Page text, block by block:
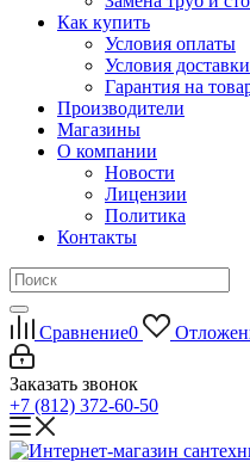
Как купить
Условия оплаты
Условия доставки
Гарантия на
Производители
Магазины
О компании
Новости
Лицензии
Политика
Контакты
Сравнение0
Заказать звонок
+7 (812) 372-60-50